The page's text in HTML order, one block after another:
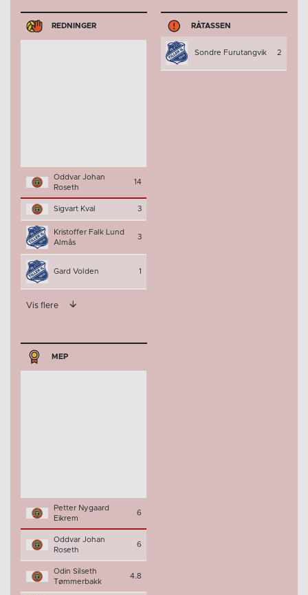
REDNINGER
Oddvar Johan
Roseth
14
Sigvart Kval 3
Kristoffer Falk Lund
Almås
3
Gard Volden 1
Vis flere
RÅTASSEN
Sondre Furutangvik 2
MEP
Petter Nygaard
Eikrem
6
Oddvar Johan
Roseth
6
Odin Silseth
Tømmerbakk
4.8